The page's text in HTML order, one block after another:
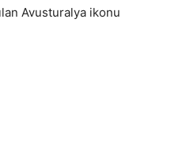
Avusturalya ikonu